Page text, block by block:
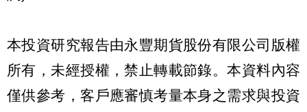
本投資研究報告由永豐期貨股份有限公司版權
所有，未經授權，禁止轉載節錄。本資料內容
僅供參考，客戶應審慎考量本身之需求與投資